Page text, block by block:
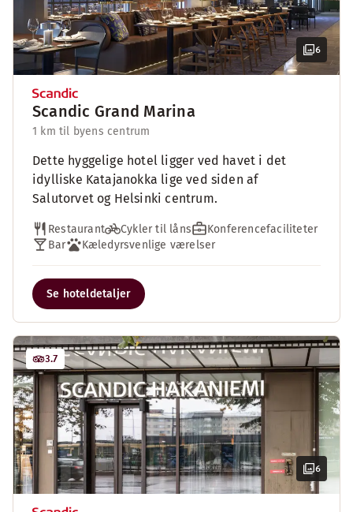
6
Scandic Grand Marina
1 km til byens centrum
Dette hyggelige hotel ligger ved havet i det
idylliske Katajanokka lige ved siden af
Salutorvet og Helsinki centrum.
Restaurant Cykler til låns
Konferencefaciliteter
Bar
Kæledyrsvenlige værelser
Se hoteldetaljer
6
3.7